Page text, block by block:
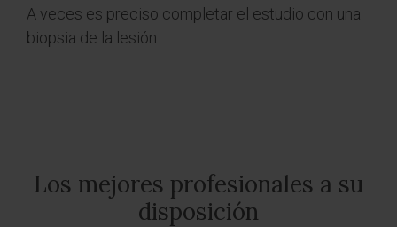
A veces es preciso completar el estudio con una
biopsia de la lesión.
Los mejores profesionales a su
disposición